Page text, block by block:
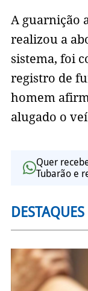
A guarnição
realizou a
sistema, foi
registro de
homem
alugado o
Quer
Tubarão e
DESTAQUES